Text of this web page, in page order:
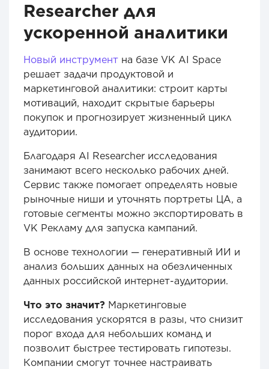
Researcher для
ускоренной аналитики
Новый инструмент на базе VK AI Space
решает задачи продуктовой и
маркетинговой аналитики: строит карты
мотиваций, находит скрытые барьеры
покупок и прогнозирует жизненный цикл
аудитории.
Благодаря AI Researcher исследования
занимают всего несколько рабочих дней.
Сервис также помогает определять новые
рыночные ниши и уточнять портреты ЦА, а
готовые сегменты можно экспортировать в
VK Рекламу для запуска кампаний.
В основе технологии — генеративный ИИ и
анализ больших данных на обезличенных
данных российской интернет-аудитории.
Что это значит? Маркетинговые
исследования ускорятся в разы, что снизит
порог входа для небольших команд и
позволит быстрее тестировать гипотезы.
Компании смогут точнее настраивать